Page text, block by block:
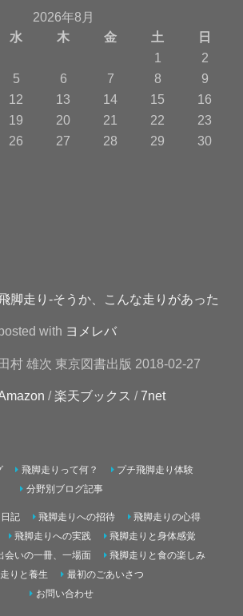
2026年8月
水 木 金 土
日
1
2
5 6 7 8
9
12 13 14 15
16
19 20 21 22
23
26 27 28 29
30
脚走り-そうか、こんな走りがあった
with ヨメレバ
村 雄次 東京図書出版 2018-02-27
/楽天ブックス /7net
飛脚走りって何？
プチ飛脚走り体験
分野別ブログ記事
記 飛脚走りへの招待
飛脚走りの心得
飛脚走りへの実践
飛脚走りと身体感覚
会いの一冊、一場面
飛脚走りと食の楽しみ
りと養生
最初のごあいさつ
お問い合わせ